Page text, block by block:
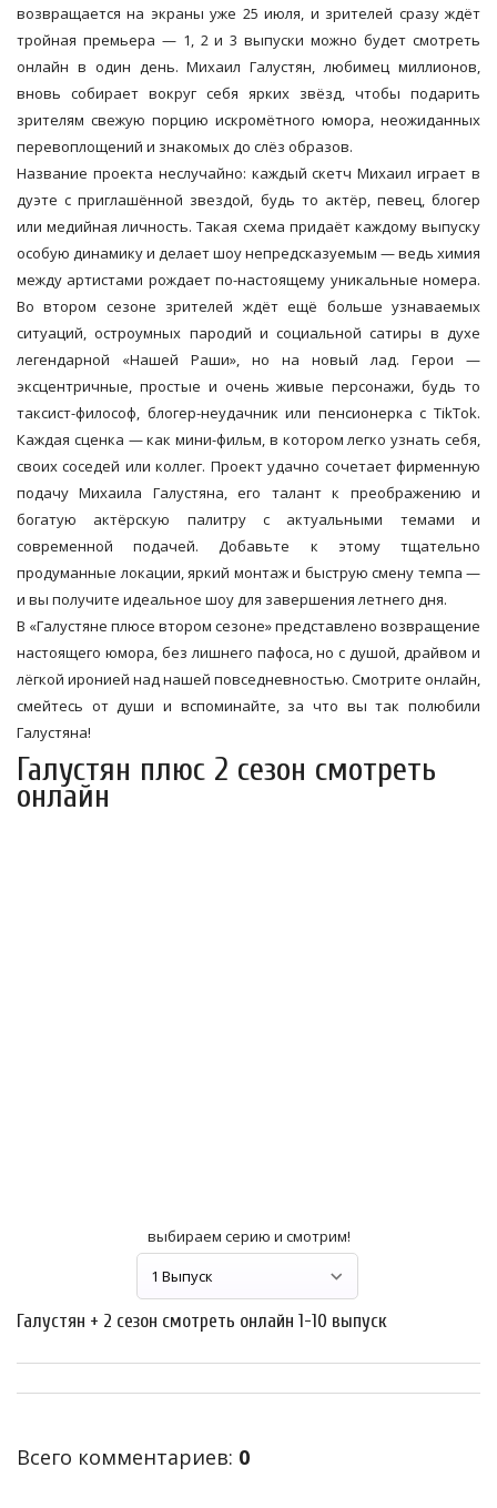
возвращается на экраны уже 25 июля, и зрителей сразу ждёт
тройная премьера — 1, 2 и 3 выпуски можно будет смотреть
онлайн в один день. Михаил Галустян, любимец миллионов,
вновь собирает вокруг себя ярких звёзд, чтобы подарить
зрителям свежую порцию искромётного юмора, неожиданных
перевоплощений и знакомых до слёз образов.
Название проекта неслучайно: каждый скетч Михаил играет в
дуэте с приглашённой звездой, будь то актёр, певец, блогер
или медийная личность. Такая схема придаёт каждому выпуску
особую динамику и делает шоу непредсказуемым — ведь химия
между артистами рождает по-настоящему уникальные номера.
Во втором сезоне зрителей ждёт ещё больше узнаваемых
ситуаций, остроумных пародий и социальной сатиры в духе
легендарной «Нашей Раши», но на новый лад. Герои —
эксцентричные, простые и очень живые персонажи, будь то
таксист-философ, блогер-неудачник или пенсионерка с TikTok.
Каждая сценка — как мини-фильм, в котором легко узнать себя,
своих соседей или коллег. Проект удачно сочетает фирменную
подачу Михаила Галустяна, его талант к преображению и
богатую актёрскую палитру с актуальными темами и
современной подачей. Добавьте к этому тщательно
продуманные локации, яркий монтаж и быструю смену темпа —
и вы получите идеальное шоу для завершения летнего дня.
В «Галустяне плюсе втором сезоне» представлено возвращение
настоящего юмора, без лишнего пафоса, но с душой, драйвом и
лёгкой иронией над нашей повседневностью. Смотрите онлайн,
смейтесь от души и вспоминайте, за что вы так полюбили
Галустяна!
Галустян плюс 2 сезон смотреть
онлайн
выбираем серию и смотрим!
Галустян + 2 сезон смотреть онлайн 1-10 выпуск
Всего комментариев: 0